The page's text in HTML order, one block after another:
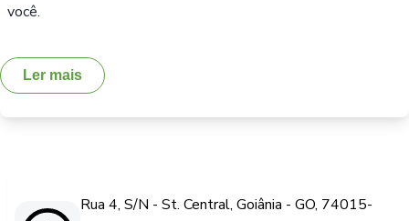
você.
Ler mais
Rua 4, S/N - St. Central, Goiânia - GO, 74015-